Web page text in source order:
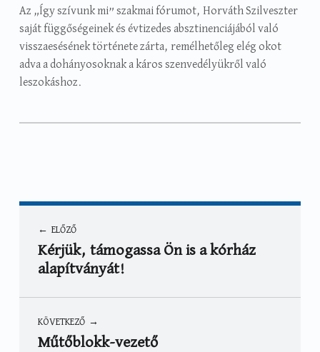
Az „Így szívunk mi” szakmai fórumot, Horváth Szilveszter
saját függőségeinek és évtizedes absztinenciájából való
visszaesésének története zárta, remélhetőleg elég okot
adva a dohányosoknak a káros szenvedélyükről való
leszokáshoz.
Bejegyzés navigáció
ELŐZŐ
Kérjük, támogassa Ön is a kórház
alapítványát!
KÖVETKEZŐ
Műtőblokk-vezető